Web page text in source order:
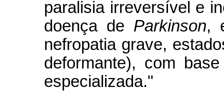
paralisia irreversível e
doença de Parkinson,
nefropatia grave,
deformante), com
especializada."